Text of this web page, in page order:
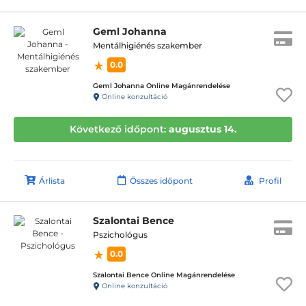
Geml Johanna
Mentálhigiénés szakember
0.0
Geml Johanna Online Magánrendelése
Online konzultáció
Következő időpont: augusztus 14.
Árlista Összes időpont Profil
Szalontai Bence
Pszichológus
0.0
Szalontai Bence Online Magánrendelése
Online konzultáció